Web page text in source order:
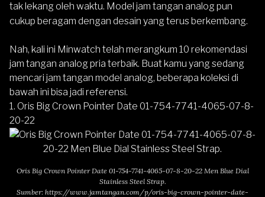
tak lekang oleh waktu. Model jam tangan analog pun
cukup beragam dengan desain yang terus berkembang.
Nah, kali ini Minwatch telah merangkum 10 rekomendasi
jam tangan analog pria terbaik. Buat kamu yang sedang
mencari jam tangan model analog, beberapa koleksi di
bawah ini bisa jadi referensi.
1. Oris Big Crown Pointer Date 01-754-7741-4065-07-8-
20-22
Oris Big Crown Pointer Date 01-754-7741-4065-07-8-20-22 Men Blue Dial
Stainless Steel Strap.
Sumber: https://www.jamtangan.com/p/oris-big-crown-pointer-date-